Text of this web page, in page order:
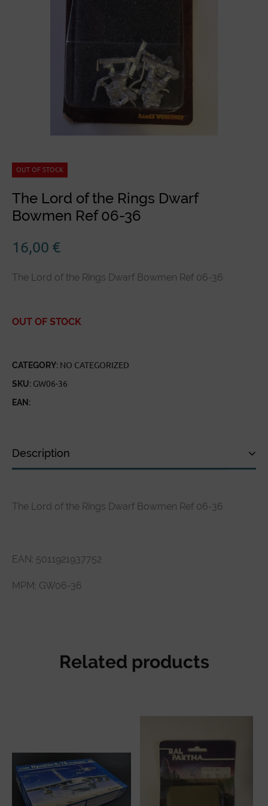
OUT OF STOCK
The Lord of the Rings Dwarf
Bowmen Ref 06-36
16,00 €
The Lord of the Rings Dwarf Bowmen Ref 06-36
OUT OF STOCK
CATEGORY: NO CATEGORIZED
SKU: GW06-36
EAN:
Description
Technical specifications
The Lord of the Rings Dwarf Bowmen Ref 06-36
EAN: 5011921937752
MPM: GW06-36
Related products